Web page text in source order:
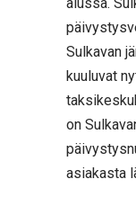
Sulkavan
kuuluvat
on
asiakasta